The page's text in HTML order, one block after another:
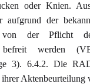
oder Knien.
aufgrund der
von der Pflicht
befreit werden
3). 6.4.2. Die
Aktenbeurteilung